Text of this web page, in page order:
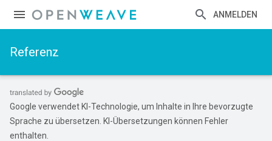
ANMELDEN
Referenz
Google verwendet KI-Technologie, um Inhalte in Ihre bevorzugte
Sprache zu übersetzen. KI-Übersetzungen können Fehler
enthalten.